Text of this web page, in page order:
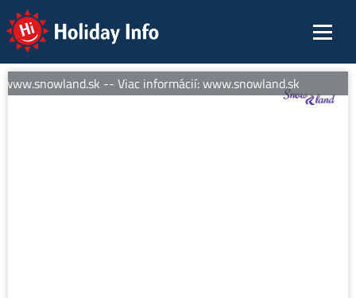
Holiday Info
-- Viac informácií: www.snowland.sk